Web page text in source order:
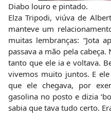
Diabo louro e pintado.
Elza Tripodi, viúva de
manteve um
muitas lembranças: “Jota
passava a mão pela cabeça.
tanto que ele ia e voltava.
vivemos muito juntos. E
que ele chegava, por
gasolina no posto e dizia
sabia que tava tudo certo.